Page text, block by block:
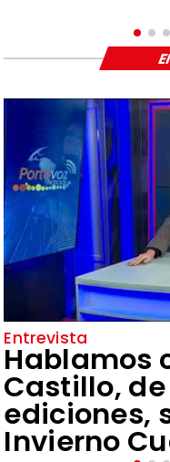
Entrevista
Hablamos
Castillo,
ediciones,
Invierno